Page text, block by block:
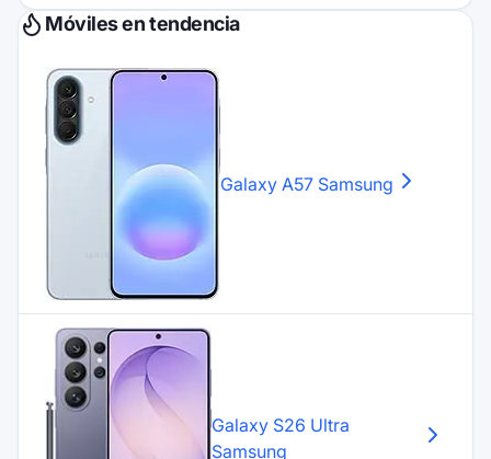
Móviles en tendencia
Galaxy A57 Samsung
Galaxy S26 Ultra
Samsung